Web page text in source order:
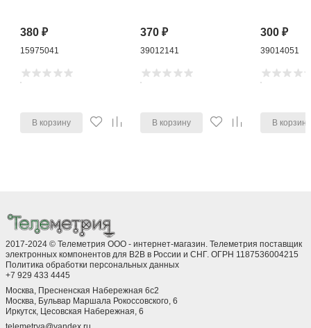
380₽
15975041
В корзину
370₽
39012141
В корзину
300₽
39014051
В корзину
2017-2024 © Телеметрия ООО - интернет-магазин. Телеметрия поставщик
электронных компонентов для B2B в России и СНГ. ОГРН 1187536004215
Политика обработки персональных данных
+7 929 433 4445
Москва, Пресненская Набережная 6с2
Москва, ​Бульвар Маршала Рокоссовского, 6
Иркутск, ​Цесовская Набережная, 6